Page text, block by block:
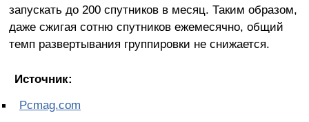
запускать до 200 спутников в месяц. Таким образом,
даже сжигая сотню спутников ежемесячно, общий
темп развертывания группировки не снижается.
Источник:
Pcmag.com